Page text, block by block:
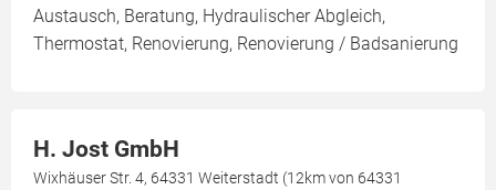
Austausch, Beratung, Hydraulischer Abgleich,
Thermostat, Renovierung, Renovierung / Badsanierung
H. Jost GmbH
Wixhäuser Str. 4, 64331 Weiterstadt (12km von 64331